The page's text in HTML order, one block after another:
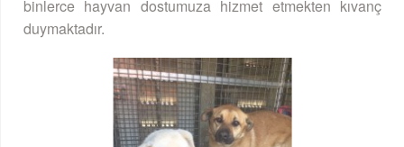
binlerce hayvan dostumuza hizmet etmekten kıvanç
duymaktadır.